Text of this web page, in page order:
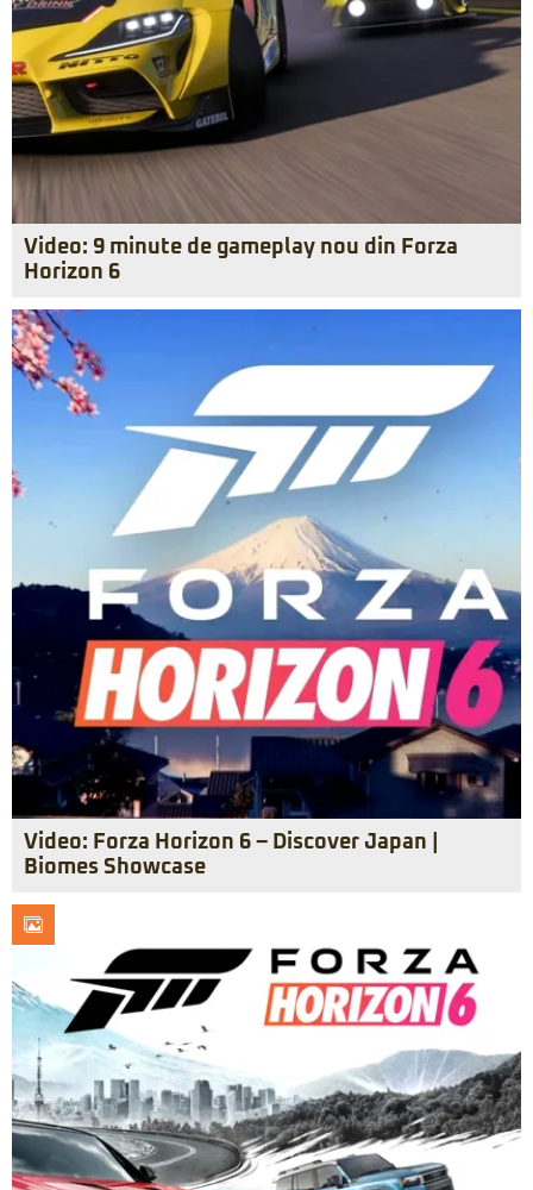
Video: 9 minute de gameplay nou din Forza
Horizon 6
Video: Forza Horizon 6 – Discover Japan |
Biomes Showcase